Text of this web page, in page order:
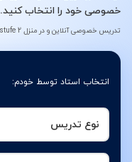
خصوصی خود را انتخاب کنید.
تدریس خصوصی آنلاین و در منزل Sekundarstufe 2 - کلاس، معلم، دبیر، مدرس
انتخاب استاد توسط خودم:
نوع تدریس